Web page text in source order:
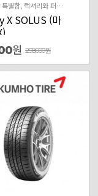
부드러움과 특별함, 럭셔리와 퍼포먼스가 만나 실현된 Majesty X 최상위 럭셔리 차종 타겟의 High-end 퍼포먼스 제품 국내 시장에 최적화된 최상의 승차감을 구현한 럭셔리 제품 최신 주행기술과 안전기술이 적용된 사계절용 프리미엄 컴포트 제품
X SOLUS (마
원 298,000원